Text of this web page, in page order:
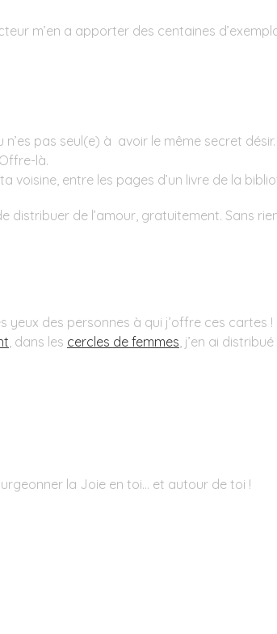
m’en a apporter des centaines
n’es pas seul(e) à avoir le même secret
là.
voisine, entre les pages d’un livre de la
de l’amour, gratuitement. Sans
yeux des personnes à qui j’offre ces
, dans les cercles de femmes, j’en ai
la Joie en toi... et autour de toi !